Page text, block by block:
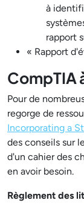
à
rapport
« Rapport
CompTIA
Pour de
regorge de
Incorporating a
des conseils sur
d'un cahier des
en avoir besoin.
Règlement des